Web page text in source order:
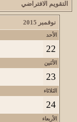
التقويم الافتراضي
نوفمبر 2015
الأحد
22
الأثنين
23
الثلاثاء
24
الأربعاء